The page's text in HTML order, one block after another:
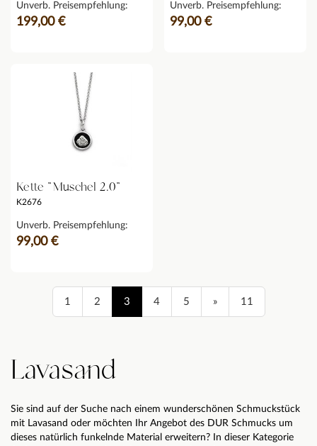
Unverb. Preisempfehlung:
199,00 €
Unverb. Preisempfehlung:
99,00 €
Kette "Muschel 2.0"
K2676
Unverb. Preisempfehlung:
99,00 €
1 2 3 4 5 » 11
Lavasand
Sie sind auf der Suche nach einem wunderschönen Schmuckstück
mit Lavasand oder möchten Ihr Angebot des DUR Schmucks um
dieses natürlich funkelnde Material erweitern? In dieser Kategorie